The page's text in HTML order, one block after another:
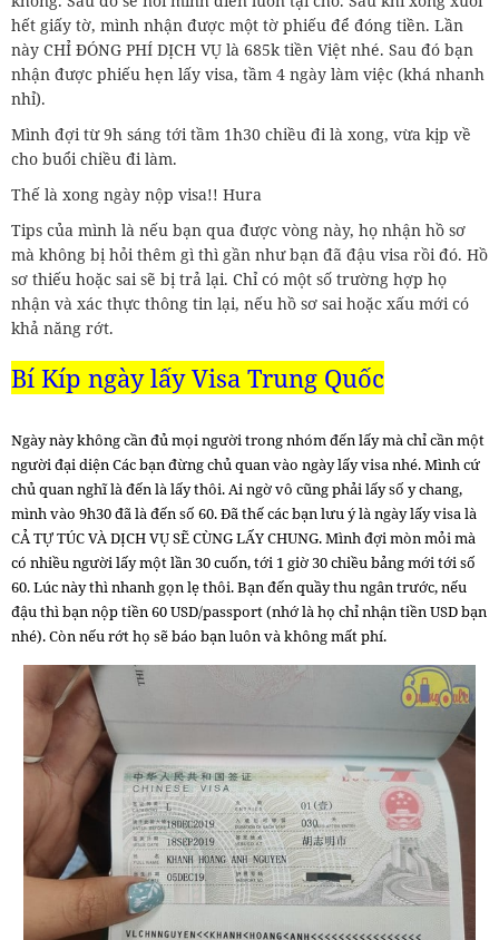
hết giấy tờ, mình nhận được một tờ phiếu để đóng tiền. Lần
này CHỈ ĐÓNG PHÍ DỊCH VỤ là 685k tiền Việt nhé. Sau đó bạn
nhận được phiếu hẹn lấy visa, tầm 4 ngày làm việc (khá nhanh
nhỉ).
Mình đợi từ 9h sáng tới tầm 1h30 chiều đi là xong, vừa kịp về
cho buổi chiều đi làm.
Thế là xong ngày nộp visa!! Hura
Tips của mình là nếu bạn qua được vòng này, họ nhận hồ sơ
mà không bị hỏi thêm gì thì gần như bạn đã đậu visa rồi đó. Hồ
sơ thiếu hoặc sai sẽ bị trả lại. Chỉ có một số trường hợp họ
nhận và xác thực thông tin lại, nếu hồ sơ sai hoặc xấu mới có
khả năng rớt.
Bí Kíp ngày lấy Visa Trung Quốc
Ngày này không cần đủ mọi người trong nhóm đến lấy mà chỉ cần một
người đại diện Các bạn đừng chủ quan vào ngày lấy visa nhé. Mình cứ
chủ quan nghĩ là đến là lấy thôi. Ai ngờ vô cũng phải lấy số y chang,
mình vào 9h30 đã là đến số 60. Đã thế các bạn lưu ý là ngày lấy visa là
CẢ TỰ TÚC VÀ DỊCH VỤ SẼ CÙNG LẤY CHUNG. Mình đợi mòn mỏi mà
có nhiều người lấy một lần 30 cuốn, tới 1 giờ 30 chiều bảng mới tới số
60. Lúc này thì nhanh gọn lẹ thôi. Bạn đến quầy thu ngân trước, nếu
đậu thì bạn nộp tiền 60 USD/passport (nhớ là họ chỉ nhận tiền USD bạn
nhé). Còn nếu rớt họ sẽ báo bạn luôn và không mất phí.